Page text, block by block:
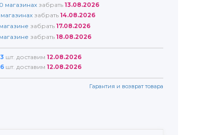
магазинах забрать 13.08.2026
магазинах забрать 14.08.2026
магазине забрать 17.08.2026
магазине забрать 18.08.2026
3 шт. доставим 12.08.2026
6 шт. доставим 12.08.2026
Гарантия и возврат товара